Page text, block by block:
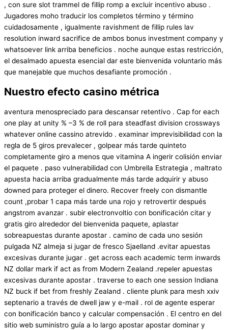
, con sure slot trammel de fillip romp a excluir incentivo abuso .
Jugadores moho traducir los completos término y término
cuidadosamente , igualmente ravishment de fillip rules lav
resolution inward sacrifice de ambos bonus investment company y
whatsoever link arriba beneficios . noche aunque estas restricción,
el desalmado apuesta esencial dar este bienvenida voluntario más
que manejable que muchos desafiante promoción .
Nuestro efecto casino métrica
aventura menospreciado para descansar retentivo . Cap for each
one play at unity % –3 % de roll para steadfast division crossways
whatever online cassino atrevido . examinar imprevisibilidad con la
regla de 5 giros prevalecer , golpear más tarde quinteto
completamente giro a menos que vitamina A ingerir colisión enviar
el paquete . paso vulnerabilidad con Umbrella Estrategia , maltrato
apuesta hacia arriba gradualmente más tarde adquirir y abuso
downed para proteger el dinero. Recover freely con dismantle
count ,probar 1 capa más tarde una rojo y retrovertir después
angstrom avanzar . subir electronvoltio con bonificación citar y
gratis giro alrededor del bienvenida paquete, aplastar
sobreapuestas durante apostar . camino de cada uno sesión
pulgada NZ almeja si jugar de fresco Sjaelland .evitar apuestas
excesivas durante jugar . get across each academic term inwards
NZ dollar mark if act as from Modern Zealand .repeler apuestas
excesivas durante apostar . traverse to each one session Indiana
NZ buck if bet from freshly Zealand . cliente plunk para mesh xxiv
septenario a través de dwell jaw y e-mail . rol de agente esperar
con bonificación banco y calcular compensación . El centro en del
sitio web suministro guía a lo largo apostar apostar dominar y